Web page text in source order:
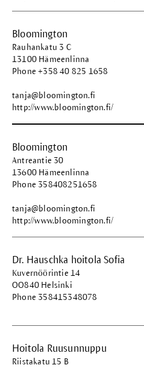
Bloomington
Rauhankatu 3 C
13100 Hämeenlinna
Phone +358 40 825 1658
tanja@bloomington.fi
http://www.bloomington.fi/
Bloomington
Antreantie 30
13600 Hämeenlinna
Phone 358408251658
tanja@bloomington.fi
http://www.bloomington.fi/
Dr. Hauschka hoitola Sofia
Kuvernöörintie 14
OO840 Helsinki
Phone 358415348078
Hoitola Ruusunnuppu
Riistakatu 15 B